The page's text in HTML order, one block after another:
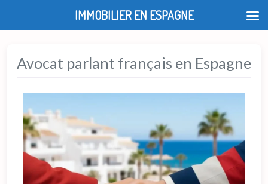
Avocat parlant français en Espagne
IMMOBILIER EN ESPAGNE